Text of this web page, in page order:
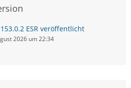
ESR veröffentlicht
2026 um 22:34